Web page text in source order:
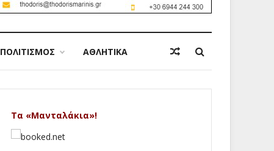
ΠΟΛΙΤΙΣΜΟΣ ΑΘΛΗΤΙΚΑ
Τα «Μανταλάκια»!